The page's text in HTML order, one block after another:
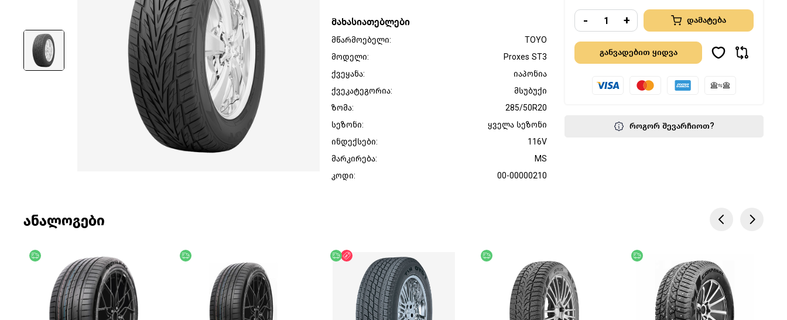
- + დამატება
როგორ შევარჩიოთ?
მახასიათებლები
მწარმოებელი:
TOYO
მოდელი:
Proxes ST3
ქვეყანა:
იაპონია
ქვეკატეგორია:
მსუბუქი
ზომა:
285/50R20
სეზონი:
ყველა სეზონი
ინდექსები:
116V
მარკირება:
MS
კოდი:
00-00000210
ანალოგები
უფასო მიწოდება